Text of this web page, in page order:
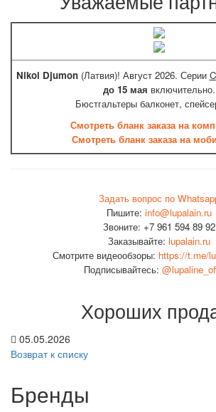
Nikol Djumon(Латвия)! Август 2026. Серии
до 15 мая включительно.
Бюстгальтеры балконет,
Смотреть бланк заказана
Смотреть бланк заказа на
Задать вопрос по
Пишите: info@lupalain.ru
Звоните: +7 961 594 89 92
Заказывайте: lupalain.ru
Смотрите видеообзоры: https://t.me/
Подписывайтесь:
Хороших
05.05.2026
Возврат к списку
Бренды